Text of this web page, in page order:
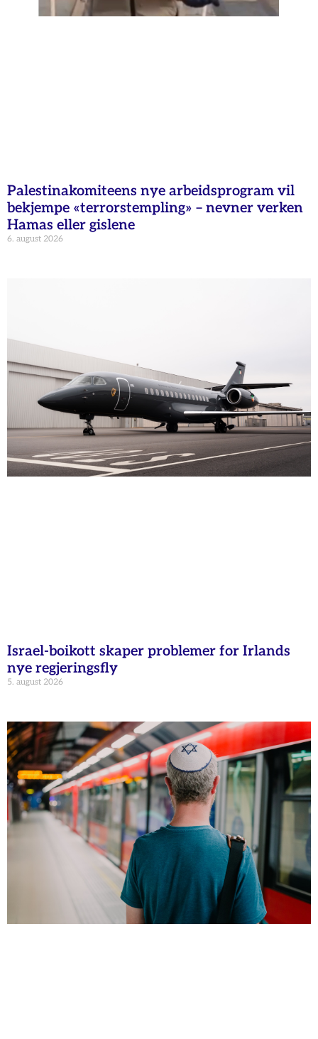
Palestinakomiteens nye arbeidsprogram vil
bekjempe «terrorstempling» – nevner verken
Hamas eller gislene
6. august 2026
Israel-boikott skaper problemer for Irlands
nye regjeringsfly
5. august 2026